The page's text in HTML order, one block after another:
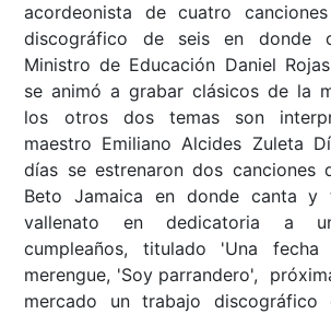
acordeonista de cuatro
discográfico de seis en donde
Ministro de Educación Daniel
se animó a grabar clásicos de la
los otros dos temas son
maestro Emiliano Alcides Zuleta
días se estrenaron dos canciones
Beto Jamaica en donde canta y
vallenato en dedicatoria a
cumpleaños, titulado 'Una
merengue, 'Soy parrandero',
mercado un trabajo discográfico